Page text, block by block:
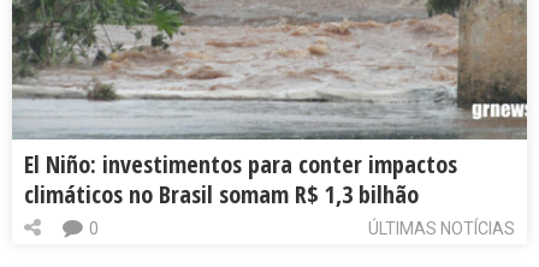
El Niño: investimentos para conter impactos
climáticos no Brasil somam R$ 1,3 bilhão
ÚLTIMAS NOTÍCIAS
0